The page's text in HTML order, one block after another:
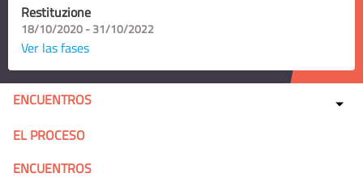
Restituzione
18/10/2020 - 31/10/2022
Ver las fases
ENCUENTROS
EL PROCESO
ENCUENTROS